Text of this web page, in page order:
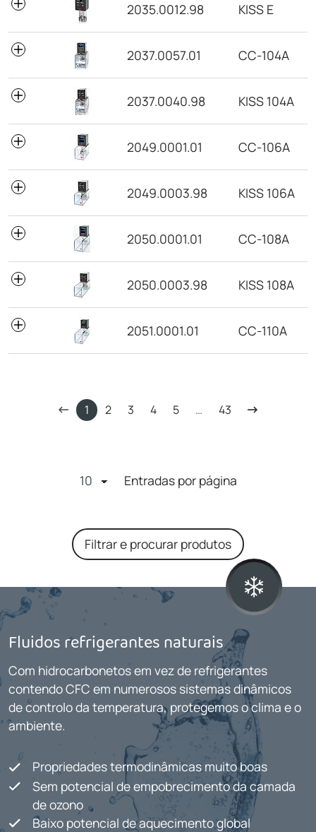
2035.0012.98 KISS E
2037.0057.01 CC-104A
2037.0040.98 KISS 104A
2049.0001.01 CC-106A
2049.0003.98 KISS 106A
2050.0001.01 CC-108A
2050.0003.98 KISS 108A
2051.0001.01 CC-110A
1 2 3 4 5 … 43
Entradas por página
Filtrar e procurar produtos
Fluidos refrigerantes naturais
Com hidrocarbonetos em vez de refrigerantes
contendo CFC em numerosos sistemas dinâmicos
de controlo da temperatura, protegemos o clima e o
ambiente.
Propriedades termodinâmicas muito boas
Sem potencial de empobrecimento da camada
de ozono
Baixo potencial de aquecimento global